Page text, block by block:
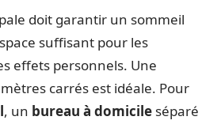
doit garantir un sommeil
suffisant pour les
effets personnels. Une
carrés est idéale. Pour
, un bureau à domicile séparé